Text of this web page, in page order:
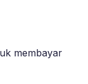
membayar